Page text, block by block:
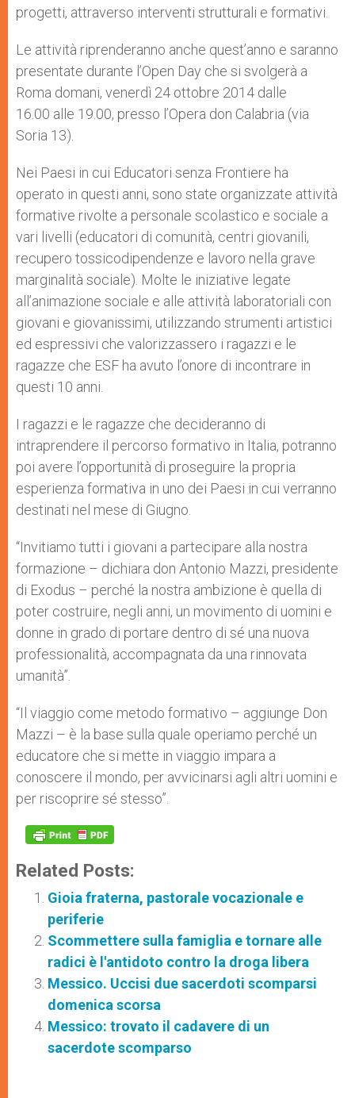
progetti, attraverso interventi strutturali e formativi.
Le attività riprenderanno anche quest’anno e saranno
presentate durante l’Open Day che si svolgerà a
Roma domani, venerdì 24 ottobre 2014 dalle
16.00 alle 19.00, presso l’Opera don Calabria (via
Soria 13).
Nei Paesi in cui Educatori senza Frontiere ha
operato in questi anni, sono state organizzate attività
formative rivolte a personale scolastico e sociale a
vari livelli (educatori di comunità, centri giovanili,
recupero tossicodipendenze e lavoro nella grave
marginalità sociale). Molte le iniziative legate
all’animazione sociale e alle attività laboratoriali con
giovani e giovanissimi, utilizzando strumenti artistici
ed espressivi che valorizzassero i ragazzi e le
ragazze che ESF ha avuto l’onore di incontrare in
questi 10 anni.
I ragazzi e le ragazze che decideranno di
intraprendere il percorso formativo in Italia, potranno
poi avere l’opportunità di proseguire la propria
esperienza formativa in uno dei Paesi in cui verranno
destinati nel mese di Giugno.
“Invitiamo tutti i giovani a partecipare alla nostra
formazione – dichiara don Antonio Mazzi, presidente
di Exodus – perché la nostra ambizione è quella di
poter costruire, negli anni, un movimento di uomini e
donne in grado di portare dentro di sé una nuova
professionalità, accompagnata da una rinnovata
umanità”.
“Il viaggio come metodo formativo – aggiunge Don
Mazzi – è la base sulla quale operiamo perché un
educatore che si mette in viaggio impara a
conoscere il mondo, per avvicinarsi agli altri uomini e
per riscoprire sé stesso”.
Related Posts:
Gioia fraterna, pastorale vocazionale e
periferie
Scommettere sulla famiglia e tornare alle
radici è l'antidoto contro la droga libera
Messico. Uccisi due sacerdoti scomparsi
domenica scorsa
Messico: trovato il cadavere di un
sacerdote scomparso